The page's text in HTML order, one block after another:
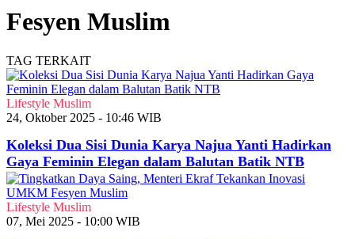
Fesyen Muslim
TAG TERKAIT
Lifestyle Muslim
24, Oktober 2025 - 10:46 WIB
Koleksi Dua Sisi Dunia Karya Najua Yanti Hadirkan
Gaya Feminin Elegan dalam Balutan Batik NTB
Lifestyle Muslim
07, Mei 2025 - 10:00 WIB